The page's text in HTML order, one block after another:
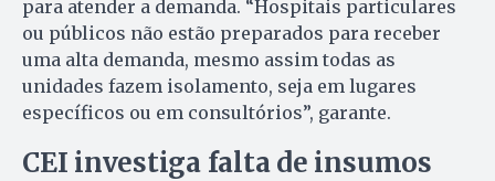
para atender a demanda. “Hospitais particulares
ou pú­bli­cos não estão preparados para re­ceber
uma alta demanda, mes­mo assim todas as
unidades fazem isolamento, seja em lugares
específicos ou em consultórios”, garante.
CEI investiga falta de insumos